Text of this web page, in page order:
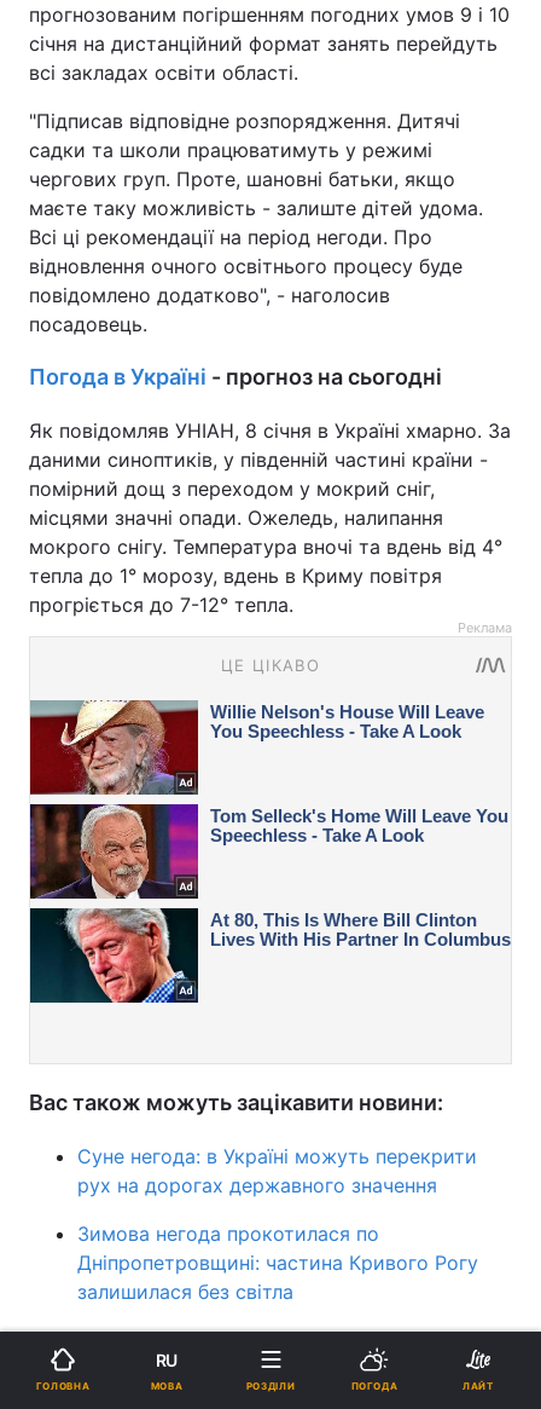
прогнозованим погіршенням погодних умов 9 і 10
січня на дистанційний формат занять перейдуть
всі закладах освіти області.
"Підписав відповідне розпорядження. Дитячі
садки та школи працюватимуть у режимі
чергових груп. Проте, шановні батьки, якщо
маєте таку можливість - залиште дітей удома.
Всі ці рекомендації на період негоди. Про
відновлення очного освітнього процесу буде
повідомлено додатково", - наголосив
посадовець.
Погода в Україні - прогноз на сьогодні
Як повідомляв УНІАН, 8 січня в Україні хмарно. За
даними синоптиків, у південній частині країни -
помірний дощ з переходом у мокрий сніг,
місцями значні опади. Ожеледь, налипання
мокрого снігу. Температура вночі та вдень від 4°
тепла до 1° морозу, вдень в Криму повітря
прогріється до 7-12° тепла.
Реклама
Вас також можуть зацікавити новини:
Суне негода: в Україні можуть перекрити
рух на дорогах державного значення
Зимова негода прокотилася по
Дніпропетровщині: частина Кривого Рогу
залишилася без світла
прогноз (карта)
ГОЛОВНА
RU
МОВА РОЗДІЛИ ПОГОДА ЛАЙТ